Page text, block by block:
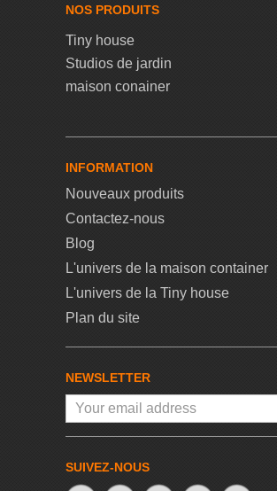
NOS PRODUITS
Tiny house
Studios de jardin
maison conainer
INFORMATION
Nouveaux produits
Contactez-nous
Blog
L'univers de la maison container
L'univers de la Tiny house
Plan du site
NEWSLETTER
SUIVEZ-NOUS